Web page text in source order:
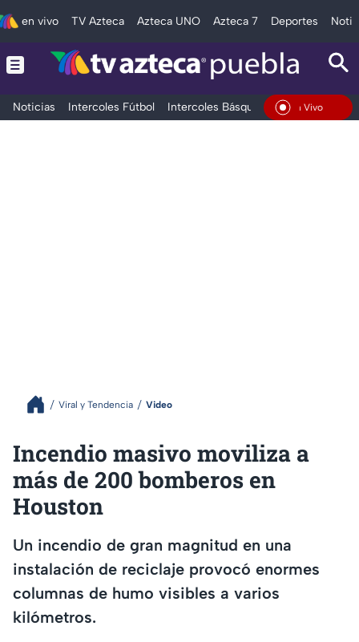
en vivo TV Azteca Azteca UNO Azteca 7 Deportes
Noticias Intercoles Fútbol Intercoles Básquetbol Deportes
En Vivo
Viral y Tendencia Video
Incendio masivo moviliza a
más de 200 bomberos en
Houston
Un incendio de gran magnitud en una
instalación de reciclaje provocó enormes
columnas de humo visibles a varios
kilómetros.